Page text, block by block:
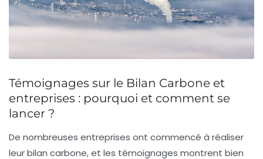
Témoignages sur le Bilan Carbone et
entreprises : pourquoi et comment se
lancer ?
De nombreuses entreprises ont commencé à réaliser
leurbilan carbone, et les témoignages montrent bien